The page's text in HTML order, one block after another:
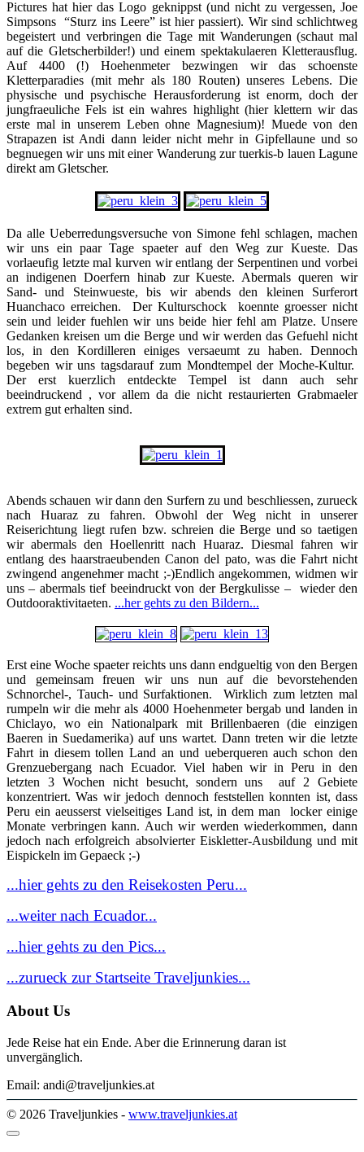
Pictures hat hier das Logo geknippst (und nicht zu vergessen, Joe
Simpsons “Sturz ins Leere” ist hier passiert). Wir sind schlichtweg
begeistert und verbringen die Tage mit Wanderungen (schaut mal
auf die Gletscherbilder!) und einem spektakulaeren Kletterausflug.
Auf 4400 (!) Hoehenmeter bezwingen wir das schoenste
Kletterparadies (mit mehr als 180 Routen) unseres Lebens. Die
physische und psychische Herausforderung ist enorm, doch der
jungfraeuliche Fels ist ein wahres highlight (hier klettern wir das
erste mal in unserem Leben ohne Magnesium)! Muede von den
Strapazen ist Andi dann leider nicht mehr in Gipfellaune und so
begnuegen wir uns mit einer Wanderung zur tuerkis-b lauen Lagune
direkt am Gletscher.
Da alle Ueberredungsversuche von Simone fehl schlagen, machen
wir uns ein paar Tage spaeter auf den Weg zur Kueste. Das
vorlaeufig letzte mal kurven wir entlang der Serpentinen und vorbei
an indigenen Doerfern hinab zur Kueste. Abermals queren wir
Sand- und Steinwueste, bis wir abends den kleinen Surferort
Huanchaco erreichen. Der Kulturschock koennte groesser nicht
sein und leider fuehlen wir uns beide hier fehl am Platze. Unsere
Gedanken kreisen um die Berge und wir werden das Gefuehl nicht
los, in den Kordilleren einiges versaeumt zu haben. Dennoch
begeben wir uns tagsdarauf zum Mondtempel der Moche-Kultur.
Der erst kuerzlich entdeckte Tempel ist dann auch sehr
beeindruckend , vor allem da die nicht restaurierten Grabmaeler
extrem gut erhalten sind.
Abends schauen wir dann den Surfern zu und beschliessen, zurueck
nach Huaraz zu fahren. Obwohl der Weg nicht in unserer
Reiserichtung liegt rufen bzw. schreien die Berge und so taetigen
wir abermals den Hoellenritt nach Huaraz. Diesmal fahren wir
entlang des haarstraeubenden Canon del pato, was die Fahrt nicht
zwingend angenehmer macht ;-)Endlich angekommen, widmen wir
uns – abermals tief beeindruckt von der Bergkulisse – wieder den
Outdooraktivitaeten. ...her gehts zu den Bildern...
Erst eine Woche spaeter reichts uns dann endgueltig von den Bergen
und gemeinsam freuen wir uns nun auf die bevorstehenden
Schnorchel-, Tauch- und Surfaktionen. Wirklich zum letzten mal
rumpeln wir die mehr als 4000 Hoehenmeter bergab und landen in
Chiclayo, wo ein Nationalpark mit Brillenbaeren (die einzigen
Baeren in Suedamerika) auf uns wartet. Dann treten wir die letzte
Fahrt in diesem tollen Land an und ueberqueren auch schon den
Grenzuebergang nach Ecuador. Viel haben wir in Peru in den
letzten 3 Wochen nicht besucht, sondern uns auf 2 Gebiete
konzentriert. Was wir jedoch dennoch feststellen konnten ist, dass
Peru ein aeusserst vielseitiges Land ist, in dem man locker einige
Monate verbringen kann. Auch wir werden wiederkommen, dann
jedoch nach erfolgreich absolvierter Eiskletter-Ausbildung und mit
Eispickeln im Gepaeck ;-)
...hier gehts zu den Reisekosten Peru...
...weiter nach Ecuador...
...hier gehts zu den Pics...
...zurueck zur Startseite Traveljunkies...
About Us
Jede Reise hat ein Ende. Aber die Erinnerung daran ist
unvergänglich.
Email: andi@traveljunkies.at
© 2026 Traveljunkies - www.traveljunkies.at